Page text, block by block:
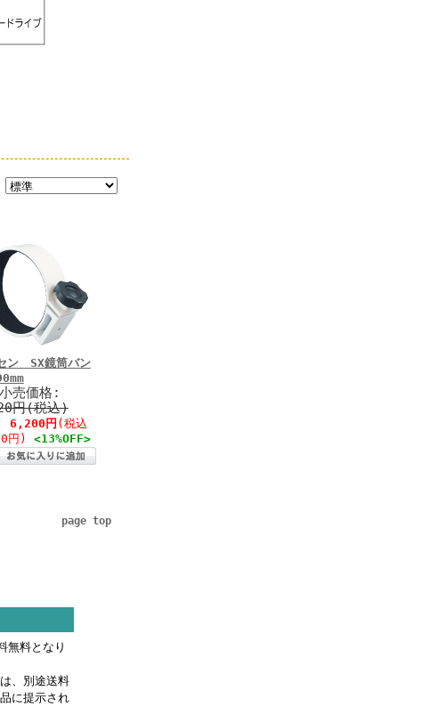
ン SX鏡筒バン
売価格:
円(税込)
6,200円 (税込
円)
<13%OFF>
page top
無料となり
、別途送料
に提示され